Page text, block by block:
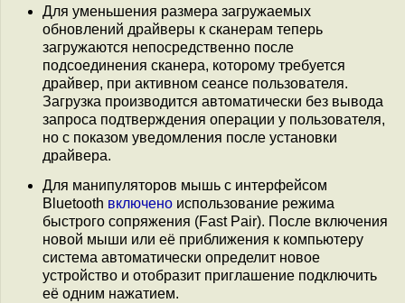
Для уменьшения размера загружаемых
обновлений драйверы к сканерам теперь
загружаются непосредственно после
подсоединения сканера, которому требуется
драйвер, при активном сеансе пользователя.
Загрузка производится автоматически без вывода
запроса подтверждения операции у пользователя,
но с показом уведомления после установки
драйвера.
Для манипуляторов мышь с интерфейсом
Bluetooth включено использование режима
быстрого сопряжения (Fast Pair). После включения
новой мыши или её приближения к компьютеру
система автоматически определит новое
устройство и отобразит приглашение подключить
её одним нажатием.